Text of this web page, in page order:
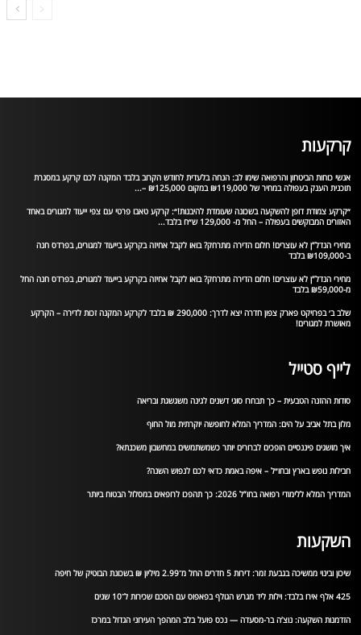
קרקעות
אנשי כוחות הביטחון והרפואה שימו לב: הנחה בלעדית לחודש הקרוב בלבד המקנה לכם קרקע במסגרת
תוכנית הענק בעפולה במחיר של ₪119,000 במקום ₪125,000 –...
״קרקע צמודת דופן להשקעה בשכונה שעומדת להיבנות!״: קרקע טאבו פרטי עם צפי ייעוד למגורים באחד
האזורים המבוקשים בעפולה – החל מ- 129,000 ש״ח בלבד...
מחירי הנדל”ן לא עוצרים! חלום הדירה מתרחק? בואו לקבל אחיזה בקרקע בייעוד למגורים, בפרדס חנה
ב-₪109,000 בלבד
מחירי הנדל”ן לא עוצרים! חלום הדירה מתרחק? בואו לקבל אחיזה בקרקע בייעוד למגורים, בפרדס חנה החל
מ-₪59,000 בלבד
שלב ב׳ בפרויקט פארק צפון חדרה יצא לדרך: 290,000 ₪ בלבד לקרקע המקנה זכות לדירה – הקרקע
מאושרת למגורים!
לייף סטייל
סודות ההזנה הטבעית – כך תבחרו סוגי דשנים לגינה משגשגת ובריאה
מלון בתל אביב על הים: המדריך המלא לחופשה יוקרתית מול החוף
איך מושגים פיננסיים הופכים לברורים יותר כשמשתמשים במחשבון משכנתא?
חבילות נופש בארץ ובחו״ל – איפה באמת כדאי לכם לנפוש השנה?
המדריך המלא ללימודי רפואה בחו”ל 2026: כך תהפכו לרופאים במסלול הבטוח ביותר
השקעות
שיכון ובינוי ממשיכה בגבעת זמר: דירות 5 חדרים החל מ־2.99 מיליון ₪ בשכונת הבוטיק של חיפה
425 אלף אירו בלבד: וילות ליד מגרש הגולף בפאפוס עם הסכם שכירות ל־10 שנים
הזדמנות השקעה: נוצ’ה בר-מסעדה — נכס פועל בלב המהפך העירוני הגדול במרכז